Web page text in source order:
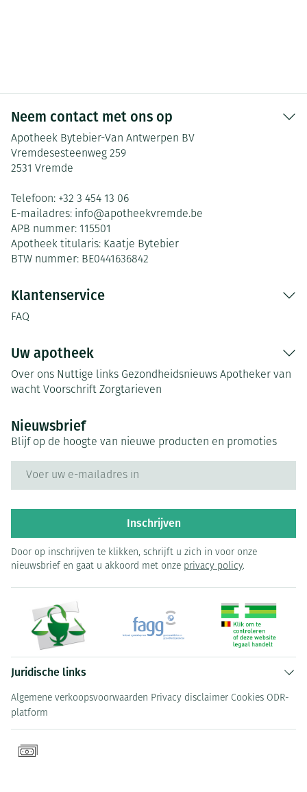
Neem contact met ons op
Apotheek Bytebier-Van Antwerpen BV
Vremdesesteenweg 259
2531 Vremde
Telefoon: +32 3 454 13 06
E-mailadres: info@apotheekvremde.be
APB nummer: 115501
Apotheek titularis: Kaatje Bytebier
BTW nummer: BE0441636842
Klantenservice
FAQ
Uw apotheek
Over ons Nuttige links Gezondheidsnieuws Apotheker van
wacht Voorschrift Zorgtarieven
Nieuwsbrief
Blijf op de hoogte van nieuwe producten en promoties
Inschrijven
Door op inschrijven te klikken, schrijft u zich in voor onze
nieuwsbrief en gaat u akkoord met onze privacy policy.
Juridische links
Algemene verkoopsvoorwaarden Privacy disclaimer Cookies ODR-
platform